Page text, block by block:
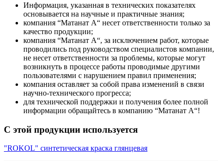
Информация, указанная в технических показателях
основывается на научные и практичные знания;
компания “Mатанат A“ несет ответственности только за
качество продукции;
компания “Mатанат A“, за исключением работ, которые
проводились под руководством специалистов компании,
не несет ответственности за проблемы, которые могут
возникнуть в процессе работы проводимые другими
пользователями с нарушением правил применения;
компания оставляет за собой права изменений в связи
научно-технического прогресса;
для технической поддержки и получения более полной
информации обращайтесь в компанию “Mатанат A“!
С этой продукции используется
"ROKOL" синтетическая краска глянцевая